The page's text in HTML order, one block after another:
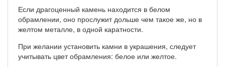
Если драгоценный камень находится в белом
обрамлении, оно прослужит дольше чем такое же, но в
желтом металле, в одной каратности.
При желании установить камни в украшения, следует
учитывать цвет обрамления: белое или желтое.